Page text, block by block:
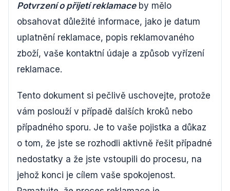
Potvrzení o přijetí reklamaceby mělo
obsahovat důležité informace, jako je datum
uplatnění reklamace, popis reklamovaného
zboží, vaše kontaktní údaje a způsob vyřízení
reklamace.
Tento dokument si pečlivě uschovejte, protože
vám poslouží v případě dalších kroků nebo
případného sporu. Je to vaše pojistka a důkaz
o tom, že jste se rozhodli aktivně řešit případné
nedostatky a že jste vstoupili do procesu, na
jehož konci je cílem vaše spokojenost.